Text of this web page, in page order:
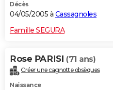
Décès
04/05/2005 à Cassagnoles
Famille SEGURA
Rose PARISI (71 ans)
Créer une cagnotte obsèques
Naissance